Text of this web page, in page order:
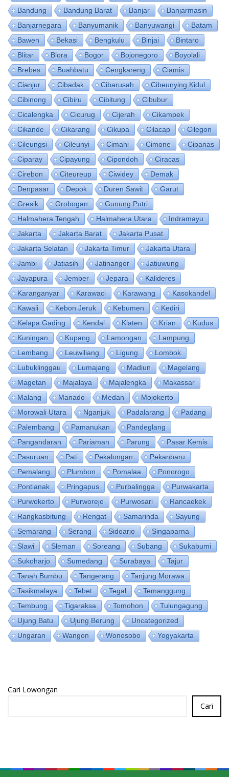
Bandung
Bandung Barat Banjar
Banjarmasin
Banjarnegara
Banyumanik Banyuwangi
Batam
Bawen
Bekasi Bengkulu Binjai
Bintaro
Blitar
Blora Bogor Bojonegoro
Boyolali
Brebes
Buahbatu Cengkareng
Ciamis
Cianjur
Cibadak Cibarusah
Cibeunying Kidul
Cibinong
Cibiru Cibitung
Cibubur
Cicalengka
Cicurug Cijerah
Cikampek
Cikande
Cikarang Cikupa Cilacap
Cilegon
Cileungsi
Cileunyi Cimahi Cimone
Cipanas
Ciparay
Cipayung Cipondoh
Ciracas
Cirebon
Citeureup Ciwidey
Demak
Denpasar
Depok Duren Sawit
Garut
Gresik
Grobogan
Gunung Putri
Halmahera Tengah
Halmahera Utara
Indramayu
Jakarta
Jakarta Barat
Jakarta Pusat
Jakarta Selatan
Jakarta Timur
Jakarta Utara
Jambi
Jatiasih Jatinangor
Jatiuwung
Jayapura
Jember Jepara
Kalideres
Karanganyar
Karawaci Karawang
Kasokandel
Kawali
Kebon Jeruk Kebumen
Kediri
Kelapa Gading
Kendal Klaten Krian
Kudus
Kuningan
Kupang Lamongan
Lampung
Lembang
Leuwiliang Ligung
Lombok
Lubuklinggau
Lumajang Madiun
Magelang
Magetan
Majalaya Majalengka
Makassar
Malang
Manado Medan
Mojokerto
Morowali Utara
Nganjuk Padalarang
Padang
Palembang
Pamanukan
Pandeglang
Pangandaran
Pariaman Parung
Pasar Kemis
Pasuruan
Pati Pekalongan
Pekanbaru
Pemalang
Plumbon Pomalaa
Ponorogo
Pontianak
Pringapus Purbalingga
Purwakarta
Purwokerto
Purworejo Purwosari
Rancaekek
Rangkasbitung
Rengat Samarinda
Sayung
Semarang
Serang Sidoarjo
Singaparna
Slawi
Sleman Soreang Subang
Sukabumi
Sukoharjo
Sumedang Surabaya
Tajur
Tanah Bumbu
Tangerang
Tanjung Morawa
Tasikmalaya
Tebet Tegal
Temanggung
Tembung
Tigaraksa Tomohon
Tulungagung
Ujung Batu
Ujung Berung
Uncategorized
Ungaran
Wangon Wonosobo Yogyakarta
Cari Lowongan
Cari